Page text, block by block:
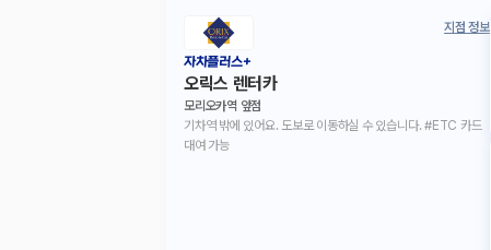
지점 정보
자차플러스+
오릭스 렌터카
모리오카역 앞점
기차역 밖에 있어요. 도보로 이동하실 수 있습니다. #ETC 카드
대여 가능